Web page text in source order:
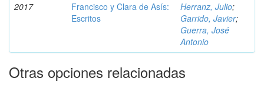
2017
Francisco y Clara de Asís:
Escritos
Herranz, Julio;
Garrido, Javier;
Guerra, José
Antonio
Otras opciones relacionadas